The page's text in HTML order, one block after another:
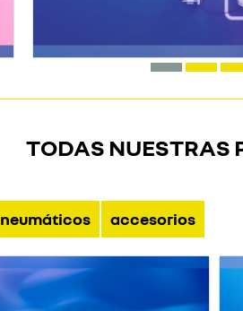
TODAS NUESTRAS
neumáticos accesorios